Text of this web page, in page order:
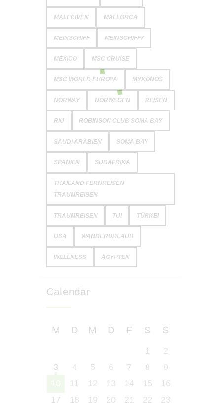
MALEDIVEN MALLORCA
MEINSCHIFF MEINSCHIFF7
MEXICO MSC CRUISE
MSC WORLD EUROPA MYKONOS
NORWAY NORWEGEN REISEN
RIU ROBINSON CLUB SOMA BAY
SAUDI ARABIEN SOMA BAY
SPANIEN SÜDAFRIKA
THAILAND FERNREISEN
TRAUMREISEN
TRAUMREISEN TUI TÜRKEI
USA WANDERURLAUB
WELLNESS ÄGYPTEN
Calendar
M D M D F S S
1
2
3
4 5 6 7 8
9
11 12 13 14 15
16
17
18 19 20 21 22
23